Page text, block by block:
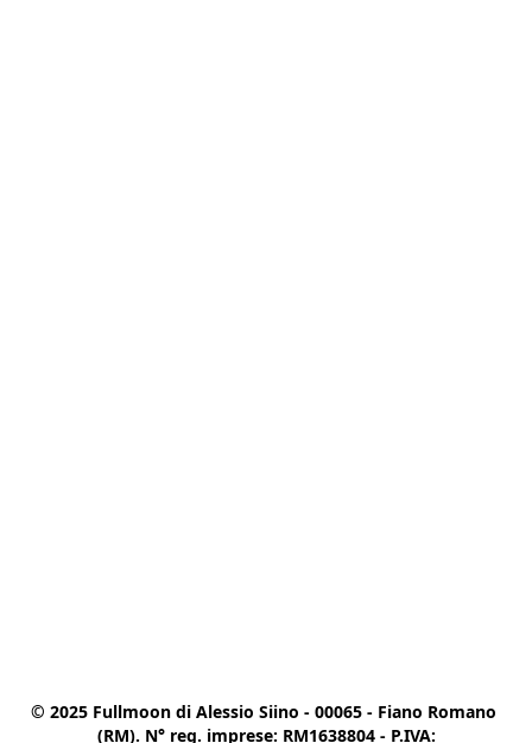
© 2025 Fullmoon di Alessio Siino - 00065 - Fiano Romano
(RM). N° reg. imprese: RM1638804 - P.IVA: